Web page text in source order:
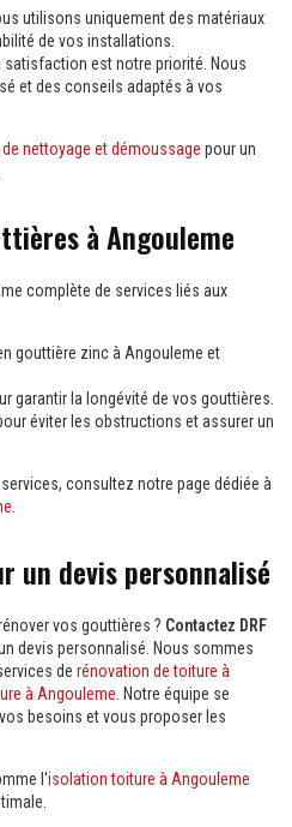
utilisons uniquement des matériaux
de vos installations.
satisfaction est notre priorité. Nous
et des conseils adaptés à vos
nettoyage et démoussage pour un
à Angouleme
complète de services liés aux
gouttière zinc à Angouleme et
garantir la longévité de vos gouttières.
éviter les obstructions et assurer un
consultez notre page dédiée à
un devis personnalisé
vos gouttières ? Contactez DRF
devis personnalisé. Nous sommes
de rénovation de toiture à
à Angouleme . Notre équipe se
besoins et vous proposer les
l'isolation toiture à Angouleme